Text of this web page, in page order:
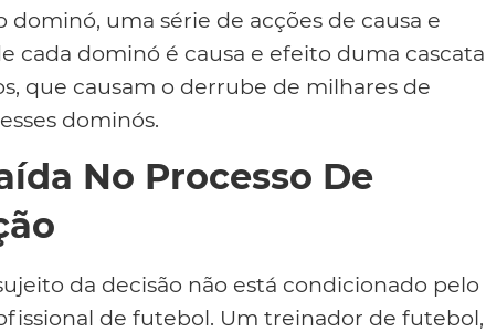
uma série de acções de causa e
cada dominó é causa e efeito duma cascata
que causam o derrube de milhares de
dominós.
No Processo De
da decisão não está condicionado pelo
de futebol. Um treinador de futebol,